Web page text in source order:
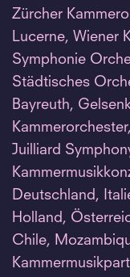
Zürcher
Lucerne, Wiener
Symphonie
Städtisches
Bayreuth,
Juilliard
Deutschland,
Holland,
Chile,